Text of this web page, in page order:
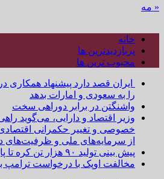
« مه
خانه
پربازدیدترین ها
محبوب ترین ها
ایران قصد دارد پیشنهاد همکاری
را به سعودی و امارات بدهد
واشنگتن در برابر دوراهی سخت
وزیر اقتصاد و دارایی، می‌گوید
خصوصی و تغییر حکمرانی
از سرمایه‌های ملی و ظرفیت‌های
پیش بینی تولید ۹۰ هزار تن کره تا پایان سال
مخالفت اوپک با درخواست ترامپ